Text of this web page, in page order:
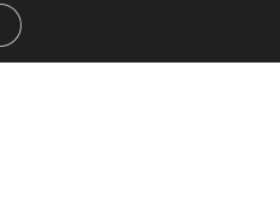
humboldt.org.ec